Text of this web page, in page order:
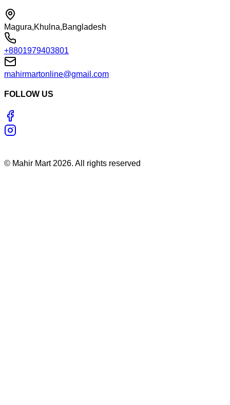
Magura,Khulna,Bangladesh
+8801979403801
mahirmartonline@gmail.com
FOLLOW US
© Mahir Mart 2026. All rights reserved